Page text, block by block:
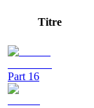
Titre
Part 16